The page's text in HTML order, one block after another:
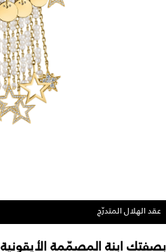
عقد الهلال المتدرّج
بصفتك ابنة المصمّمة الأيقونية